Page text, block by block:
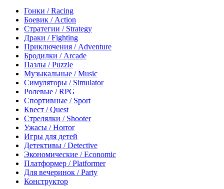
Гонки / Racing
Боевик / Action
Стратегии / Strategy
Драки / Fighting
Приключения / Adventure
Бродилки / Arcade
Пазлы / Puzzle
Музыкальные / Music
Симуляторы / Simulator
Ролевые / RPG
Спортивные / Sport
Квест / Quest
Стрелялки / Shooter
Ужасы / Horror
Игры для детей
Детективы / Detective
Экономические / Economic
Платформер / Platformer
Для вечеринок / Party
Конструктор